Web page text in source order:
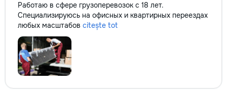
Работаю в сфере грузоперевозок с 18 лет.
Специализируюсь на офисных и квартирных переездах
любых масштабов citește tot